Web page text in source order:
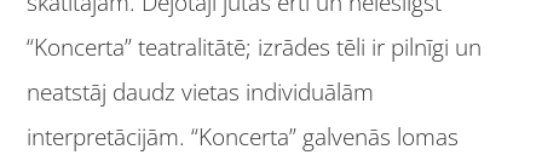
“Koncerta” teatralitātē; izrādes tēli ir pilnīgi un
neatstāj daudz vietas individuālām
interpretācijām. “Koncerta” galvenās lomas